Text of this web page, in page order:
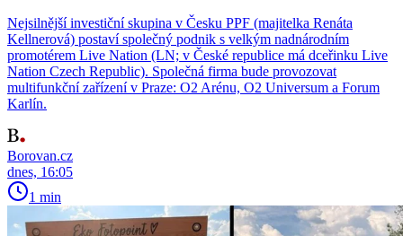
Nejsilnější investiční skupina v Česku PPF (majitelka Renáta
Kellnerová) postaví společný podnik s velkým nadnárodním
promotérem Live Nation (LN; v České republice má dceřinku Live
Nation Czech Republic). Společná firma bude provozovat
multifunkční zařízení v Praze: O2 Arénu, O2 Universum a Forum
Karlín.
Borovan.cz
dnes, 16:05
1 min